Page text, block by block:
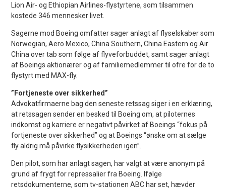
Lion Air- og Ethiopian Airlines-flystyrtene, som tilsammen
kostede 346 mennesker livet.
Sagerne mod Boeing omfatter sager anlagt af flyselskaber som
Norwegian, Aero Mexico, China Southern, China Eastern og Air
China over tab som følge af flyveforbuddet, samt sager anlagt
af Boeings aktionærer og af familiemedlemmer til ofre for de to
flystyrt med MAX-fly.
”Fortjeneste over sikkerhed”
Advokatfirmaerne bag den seneste retssag siger i en erklæring,
at retssagen sender en besked til Boeing om, at piloternes
indkomst og karriere er negativt påvirket af Boeings “fokus på
fortjeneste over sikkerhed” og at Boeings “ønske om at sælge
fly aldrig må påvirke flysikkerheden igen”.
Den pilot, som har anlagt sagen, har valgt at være anonym på
grund af frygt for repressalier fra Boeing. Ifølge
retsdokumenterne, som tv-stationen ABC har set, hævder